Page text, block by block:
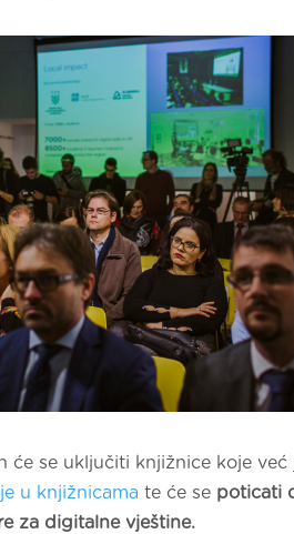
će se uključiti knjižnice koje već
u knjižnicama te će se poticati
za digitalne vještine.